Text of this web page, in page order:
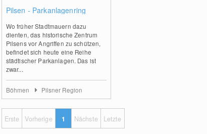
Pilsen - Parkanlagenring
Wo früher Stadtmauern dazu
dienten, das historische Zentrum
Pilsens vor Angriffen zu schützen,
befindet sich heute eine Reihe
städtischer Parkanlagen. Das ist
zwar...
Böhmen Pilsner Region
Erste Vorherige 1 Nächste Letzte